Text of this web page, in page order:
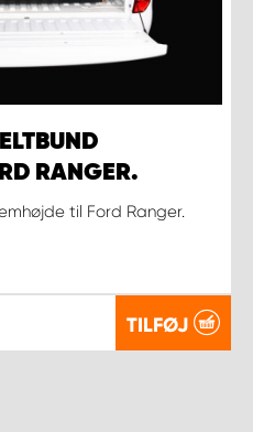
RANGER.
til Ford Ranger.
TILFØJ